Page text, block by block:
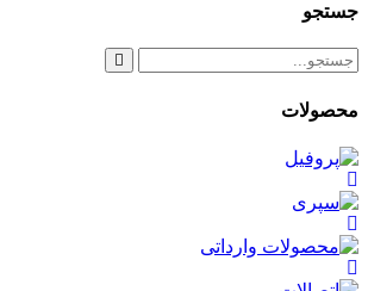
جستجو
محصولات